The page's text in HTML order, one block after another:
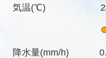
気温(℃)
降水量(mm/h)